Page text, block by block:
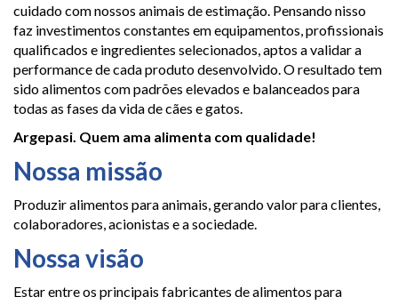
cuidado com nossos animais de estimação. Pensando nisso
faz investimentos constantes em equipamentos, profissionais
qualificados e ingredientes selecionados, aptos a validar a
performance de cada produto desenvolvido. O resultado tem
sido alimentos com padrões elevados e balanceados para
todas as fases da vida de cães e gatos.
Argepasi. Quem ama alimenta com qualidade!
Nossa missão
Produzir alimentos para animais, gerando valor para clientes,
colaboradores, acionistas e a sociedade.
Nossa visão
Estar entre os principais fabricantes de alimentos para